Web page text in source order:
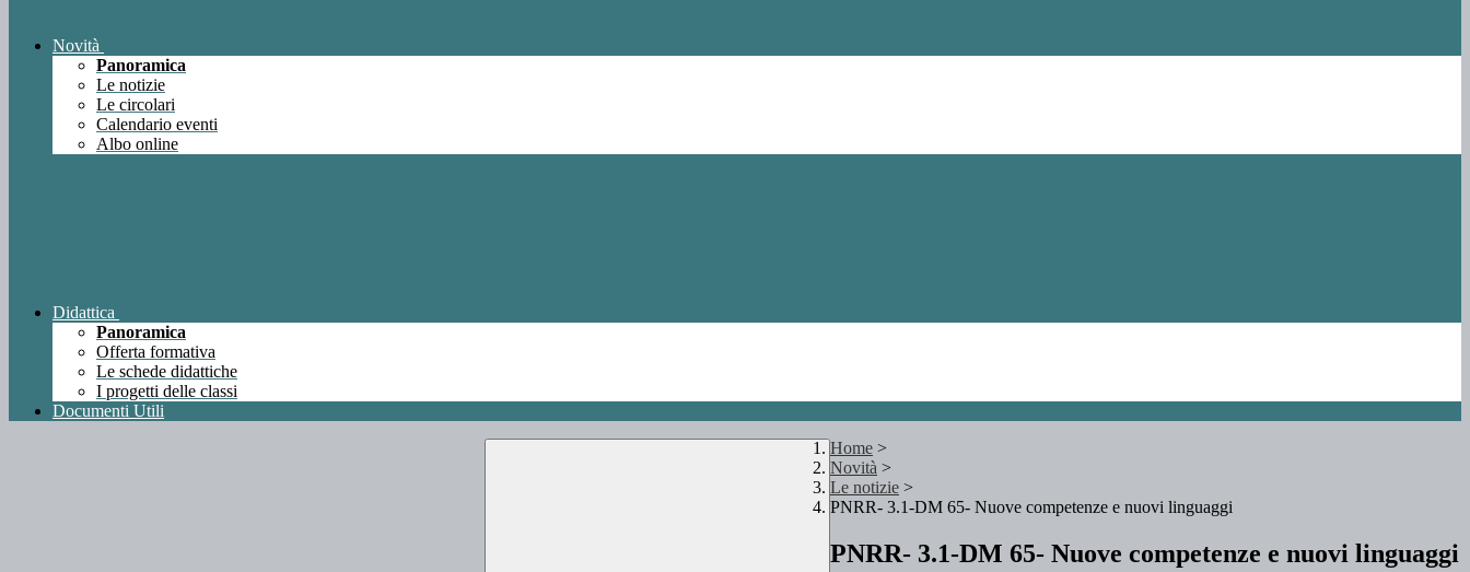
Novità
Panoramica
Le notizie
Le circolari
Calendario eventi
Albo online
Didattica
Panoramica
Offerta formativa
Le schede didattiche
I progetti delle classi
Documenti Utili
Home >
Novità >
Le notizie >
PNRR- 3.1-DM 65- Nuove competenze e nuovi linguaggi
PNRR- 3.1-DM 65- Nuove competenze e nuovi linguaggi